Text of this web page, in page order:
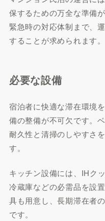
保するための万全な準備
緊急時の対応体制まで、
することが求められます。
必要な設備
宿泊者に快適な滞在環境
備の整備が不可欠です。
耐久性と清掃のしやすさ
す。
キッチン設備には、IHク
冷蔵庫などの必需品を設
具も用意し、長期滞在者
です。